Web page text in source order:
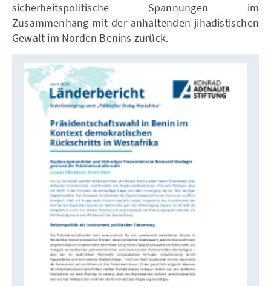
sicherheitspolitische Spannungen im
Zusammenhang mit der anhaltenden jihadistischen
Gewalt im Norden Benins zurück.